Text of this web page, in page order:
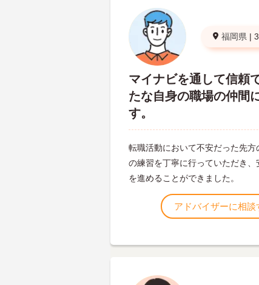
福岡県 |
マイナビを通して信頼
たな自身の職場の仲間
す。
転職活動において不安だった先方
の練習を丁寧に行っていただき、
を進めることができました。
アドバイザーに相談